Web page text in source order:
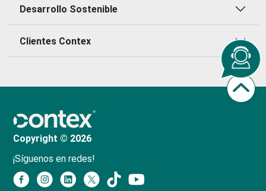
Desarrollo Sostenible
Clientes Contex
Copyright © 2026
¡Síguenos en redes!